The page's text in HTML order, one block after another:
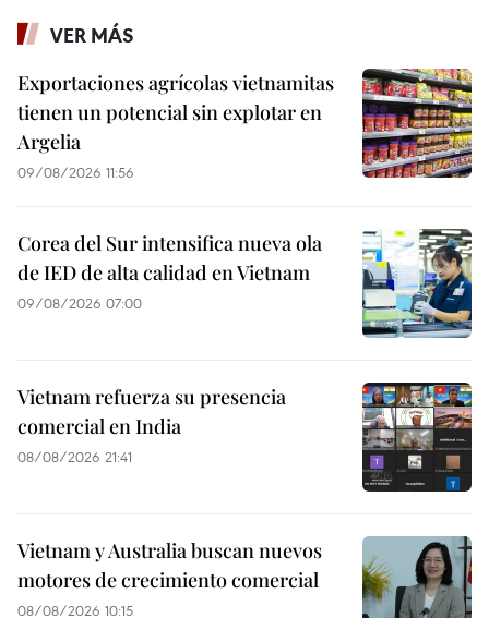
VER MÁS
Exportaciones agrícolas vietnamitas
tienen un potencial sin explotar en
Argelia
09/08/2026 11:56
Corea del Sur intensifica nueva ola
de IED de alta calidad en Vietnam
09/08/2026 07:00
Vietnam refuerza su presencia
comercial en India
08/08/2026 21:41
Vietnam y Australia buscan nuevos
motores de crecimiento comercial
08/08/2026 10:15